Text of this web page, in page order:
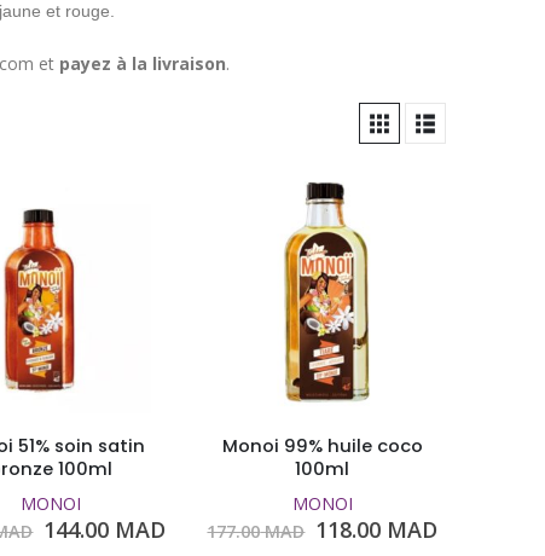
et rouge.
et payez à la livraison.
51% soin satin
100ml
MONOI
Le
144.00MADLe
Monoi 99% huile coco
100ml
MONOI
177.00MAD Le
118.00MADLe